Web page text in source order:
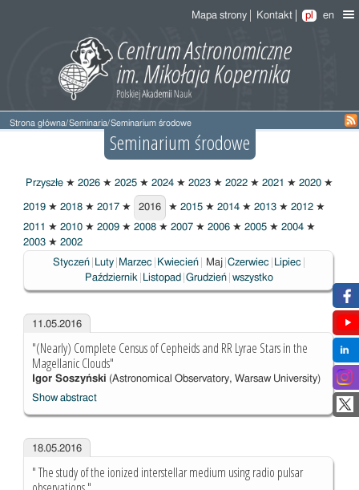
Mapa strony Kontakt pl en
Strona główna/Seminaria/Seminarium środowe
Seminarium środowe
Przyszłe ★ 2026 ★ 2025 ★ 2024 ★ 2023 ★ 2022 ★ 2021 ★ 2020 ★
2019 ★ 2018 ★ 2017 ★
2016
2016 ★ 2015 ★ 2014 ★ 2013 ★ 2012 ★
2011 ★ 2010 ★ 2009 ★ 2008 ★ 2007 ★ 2006 ★ 2005 ★ 2004 ★
2003 ★ 2002
Styczeń
Luty Marzec Kwiecień Wybrane
Maj Czerwiec
Lipiec
Październik
Listopad Grudzień wszystko
11.05.2016
"(Nearly) Complete Census of Cepheids and RR Lyrae Stars in the
Magellanic Clouds"
Igor Soszyński (Astronomical Observatory, Warsaw University)
Show abstract
18.05.2016
" The study of the ionized interstellar medium using radio pulsar